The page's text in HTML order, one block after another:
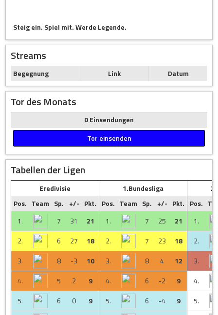
Steig ein. Spiel mit. Werde Legende.
Streams
Begegnung Link Datum
Tor des Monats
0 Einsendungen
Tor einsenden
Tabellen der Ligen
Eredivisie
Pos. Team Sp. +/- Pkt.
1.
7 31
21
2.
6 27
18
3.
8 -3
10
4.
5 2
9
5.
6 0
9
1.Bundesliga
Pos. Team Sp. +/- Pkt.
1.
7 25
21
2.
7 23
18
3.
8 4
12
4.
6 -2
9
5.
6 -4
9
Pos.
1.
2.
3.
4.
5.